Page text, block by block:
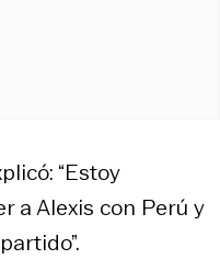
“Estoy
a Alexis con Perú y